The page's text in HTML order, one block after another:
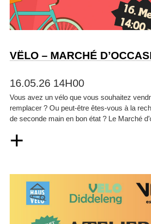
VËLO – MARCHÉ
16.05.26 14H00
Vous avez un vélo que vous souhaitez
remplacer ? Ou peut‑être êtes‑vous à la
de seconde main en bon état ? Le Marché
+